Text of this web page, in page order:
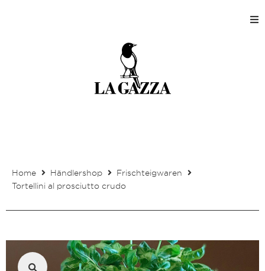
Home
Shops
Kontakt
Mein Kundenkonto
Home Händlershop
Frischteigwaren
Tortellini al prosciutto crudo